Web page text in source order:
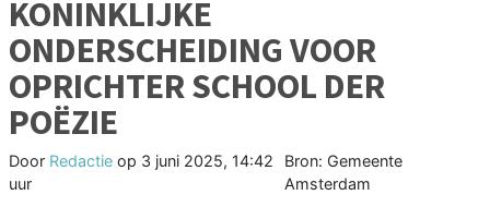
KONINKLIJKE
ONDERSCHEIDING VOOR
OPRICHTER SCHOOL DER
POËZIE
Door Redactie op 3 juni 2025, 14:42
uur
Bron: Gemeente
Amsterdam